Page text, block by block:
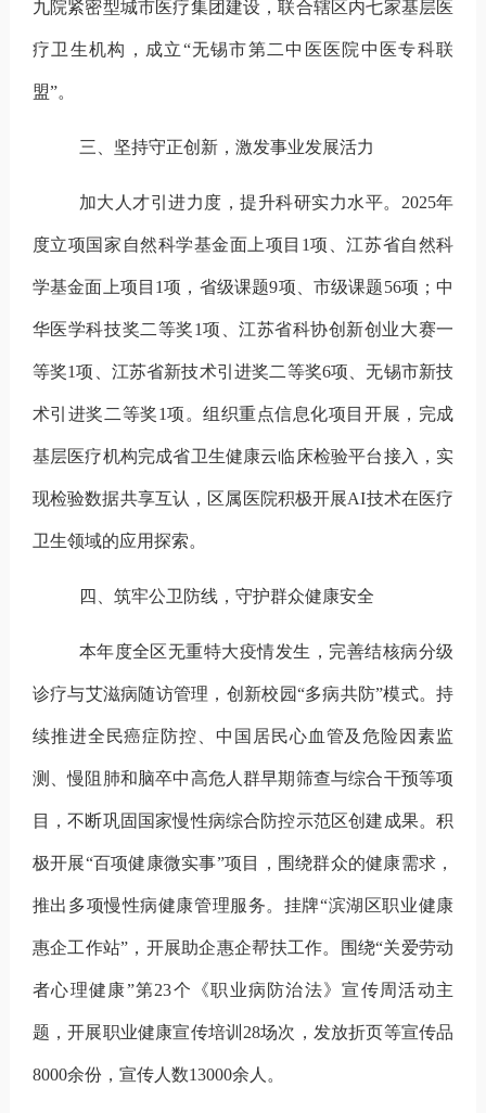
九院紧密型城市医疗集团建设，联合辖区内七家基层医
疗卫生机构，成立“无锡市第二中医医院中医专科联
盟”。
三、坚持守正创新，激发事业发展活力
加大人才引进力度，提升科研实力水平。 2025年
度立项国家自然科学基金面上项目 1项、江苏省自然科
学基金面上项目 1项，省级课题9项、市级课题56项；中
华医学科技奖二等奖1项、江苏省科协创新创业大赛一
等奖1项、江苏省新技术引进奖二等奖6项、无锡市新技
术引进奖二等奖1项。组织重点信息化项目开展，完成
基层医疗机构完成省卫生健康云临床检验平台接入，实
现检验数据共享互认， 区属医院积极开展AI技术在医疗
卫生领域的应用探索。
四、筑牢公卫防线，守护群众健康安全
本年度全区无重特大疫情发生， 完善结核病分级
诊疗与艾滋病随访管理， 创新校园“多病共防”模式。持
续推进全民癌症防控、中国居民心血管及危险因素监
测、慢阻肺和脑卒中高危人群早期筛查与综合干预等项
目，不断巩固国家慢性病综合防控示范区创建成果。积
极开展“百项健康微实事”项目，围绕群众的健康需求，
推出多项慢性病健康管理服务。挂牌“滨湖区职业健康
惠企工作站”，开展助企惠企帮扶工作。围绕“关爱劳动
者心理健康”第23个《职业病防治法》宣传周活动主
题，开展职业健康宣传培训 28场次，发放折页等宣传品
8000余份，宣传人数13000余人。